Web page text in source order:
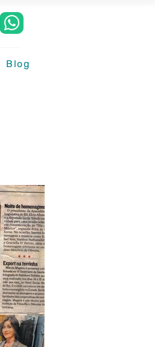
Blog